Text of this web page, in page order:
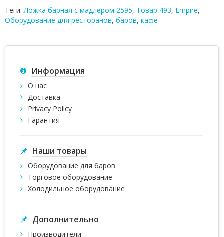
Теги:Ложка барная с мадлером 2595, Товар 493, Empire,
Оборудование для ресторанов, баров, кафе
Информация
О нас
Доставка
Privacy Policy
Гарантия
Наши товары
Оборудование для баров
Торговое оборудование
Холодильное оборудование
Дополнительно
Производители